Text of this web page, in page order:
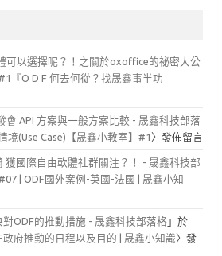
可以選擇呢？！之關於oxoffice的祕密大公
『O D F 何去何從？找晟鑫事半功
會 API 方案與一般方案比較 - 晟鑫科技部落
境(Use Case)【晟鑫小教室】#1 〉發佈留言
獲國際自由軟體社群關注？！ - 晟鑫科技部
| ODF國外案例-英國-法國 | 晟鑫小知
對ODF的推動措施 - 晟鑫科技部落格 」於
政府推動的日程以及目的 | 晟鑫小知識〉發